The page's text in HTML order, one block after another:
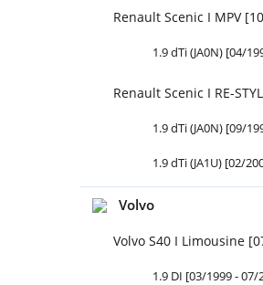
Renault Scenic I MPV
1.9 dTi (JA0N) [04/
Renault Scenic I RE-
1.9 dTi (JA0N) [09/
1.9 dTi (JA1U) [02/
Volvo
Volvo S40 I Limousine
1.9 DI [03/1999 - 07/